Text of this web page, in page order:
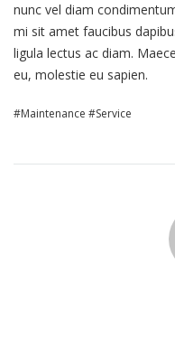
nunc vel diam
mi sit amet faucibus
ligula lectus ac diam.
eu, molestie eu sapien.
Maintenance Service